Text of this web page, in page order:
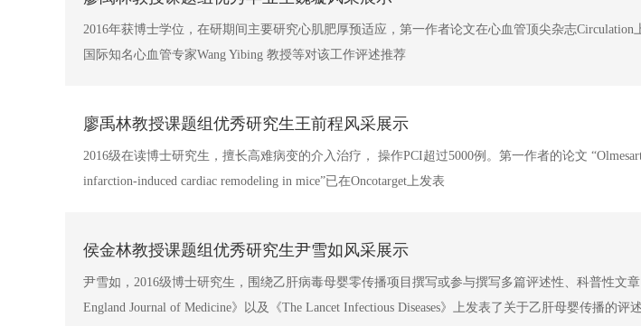
2016年获博士学位，在研期间主要研究心肌肥厚预适应，第一作者论文在心血管顶尖杂志
国际知名心血管专家Wang Yibing 教授等对该工作评述推荐
廖禹林教授课题组优秀研究生王前程风采展示
2016级在读博士研究生，擅长高难病变的介入治疗， 操作PCI超过5000例。第一作者的论文
infarction-induced cardiac remodeling in mice”已在Oncotarget上发表
侯金林教授课题组优秀研究生尹雪如风采展示
尹雪如，2016级博士研究生，围绕乙肝病毒母婴零传播项目撰写或参与撰写多篇评述性、科普性文
England Journal of Medicine》以及《The Lancet Infectious Diseases》上发表了关于乙肝母婴传播的评述